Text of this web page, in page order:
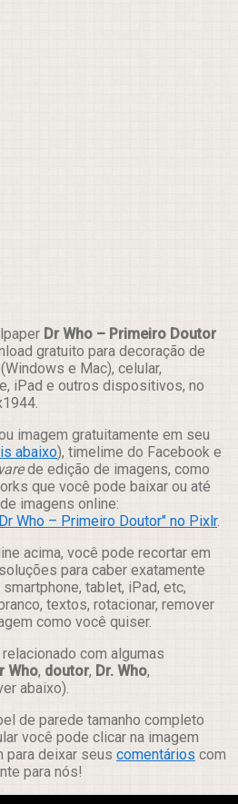
Dr Who – Primeiro Doutor
gratuito para decoração de
e Mac), celular,
iPad e outros dispositivos, no
imagem gratuitamente em seu
abaixo), timelime do Facebook e
de edição de imagens, como
que você pode baixar ou até
imagens online:
Who – Primeiro Doutor" no Pixlr.
acima, você pode recortar em
para caber exatamente
tablet, iPad, etc,
textos, rotacionar, remover
como você quiser.
com algumas
Who, doutor, Dr. Who,
abaixo).
de parede tamanho completo
você pode clicar na imagem
para deixar seus comentários com
para nós!